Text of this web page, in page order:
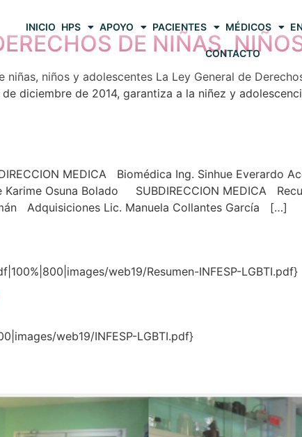
INICIO HPS APOYO PACIENTES MÉDICOS
CONTACTO
DE NIÑAS,
niños y adolescentes La Ley General de
diciembre de 2014, garantiza a la niñez y
MEDICA Biomédica Ing. Sinhue Everardo
Osuna Bolado SUBDIRECCION MEDICA
Adquisiciones Lic. Manuela Collantes García […]
web19/Resumen-INFESP-LGBTI.pdf}
web19/INFESP-LGBTI.pdf}